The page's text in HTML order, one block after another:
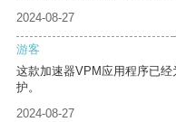
2024-08-27
游客
这款加速器VPM应用程序已
护。
2024-08-27